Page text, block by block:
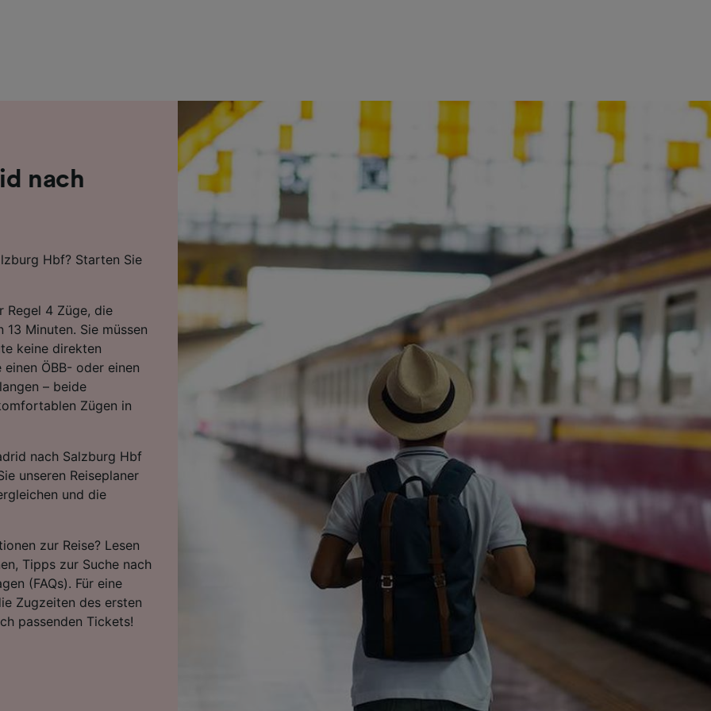
nach
Hbf? Starten Sie
Regel 4 Züge, die
Minuten. Sie müssen
keine direkten
ÖBB- oder einen
– beide
Zügen in
nach Salzburg Hbf
unseren Reiseplaner
und die
zur Reise? Lesen
Tipps zur Suche nach
(FAQs). Für eine
Zugzeiten des ersten
passenden Tickets!